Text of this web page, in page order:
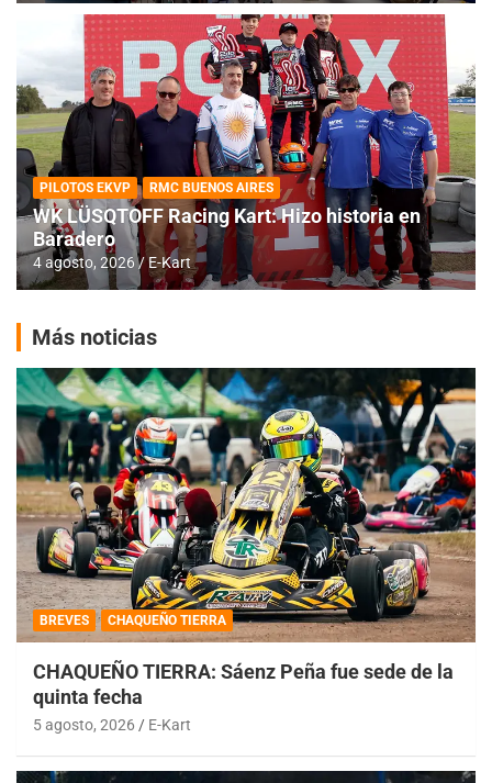
PILOTOS EKVP RMC BUENOS AIRES
WK LÜSQTOFF Racing Kart: Hizo historia en
Baradero
4 agosto, 2026 E-Kart
Más noticias
BREVES CHAQUEÑO TIERRA
CHAQUEÑO TIERRA: Sáenz Peña fue sede de la
quinta fecha
5 agosto, 2026 E-Kart